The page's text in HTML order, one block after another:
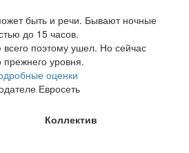
быть и речи. Бывают ночные
до 15 часов.
поэтому ушел. Но сейчас
уровня.
оценки
Евросеть
Коллектив